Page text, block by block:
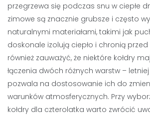
przegrzewa się podczas snu w ciepłe
zimowe są znacznie grubsze i często
naturalnymi materiałami, takimi jak
doskonale izolują ciepło i chronią
również zauważyć, że niektóre kołdry
łączenia dwóch różnych warstw –
pozwala na dostosowanie ich do
warunków atmosferycznych. Przy
kołdry dla czterolatka warto zwrócić